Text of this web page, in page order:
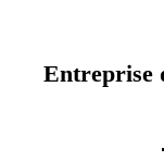
Entreprise